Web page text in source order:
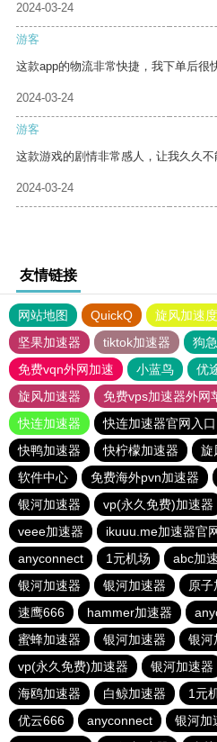
2024-03-24
游客
这款app的物流非常快捷，我下单后很
2024-03-24
游客
这款游戏的剧情非常感人，让我久久不
2024-03-24
友情链接
网站地图 QuickQ 旋风加速
坚果加速器
tiktok加速器
狗
免费vqn外网加速
小蓝鸟 优
旋风加速器
免费vps加速器外网
快连加速器
快连加速器官网入口
快鸭加速器
快柠檬加速器 旋
软件中心
免费海外pvn加速器
银河加速器
vp(永久免费)加速器
veee加速器
ikuuu.me加速器官
anyconnect
1元机场 abc加
银河加速器
银河加速器 原子
速鹰666
hammer加速器
蜜蜂加速器
银河加速器 银河
vp(永久免费)加速器
银河加速器
海鸥加速器
白鲸加速器 1元
优云666
anyconnect 银河加